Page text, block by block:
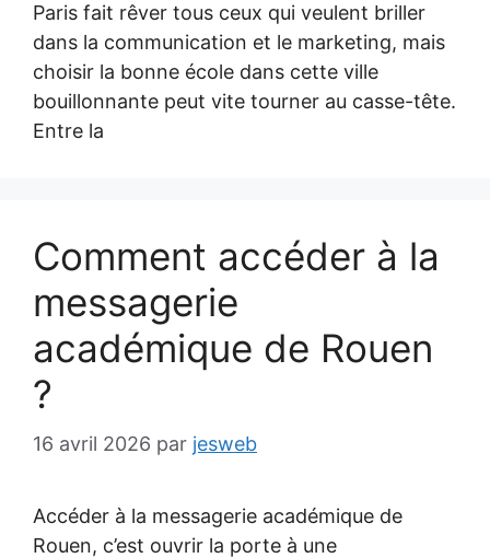
Paris fait rêver tous ceux qui veulent briller
dans la communication et le marketing, mais
choisir la bonne école dans cette ville
bouillonnante peut vite tourner au casse-tête.
Entre la
Comment accéder à la
messagerie
académique de Rouen
?
16 avril 2026 par jesweb
Accéder à la messagerie académique de
Rouen, c’est ouvrir la porte à une